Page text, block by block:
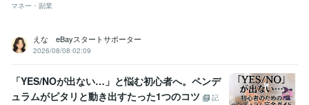
マネー・副業
えな eBayスタートサポーター
2026/08/08 02:09
「YES/NOが出ない…」と悩む初心者へ。ペンデ
ュラムがピタリと動き出すたった1つのコツ
記